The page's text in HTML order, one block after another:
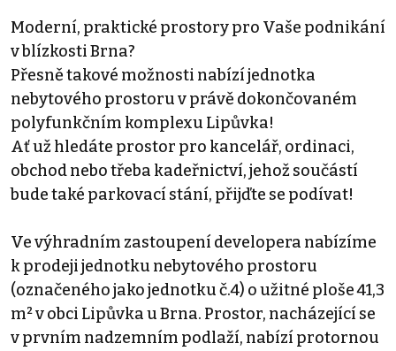
Moderní, praktické prostory pro Vaše podnikání
v blízkosti Brna?
Přesně takové možnosti nabízí jednotka
nebytového prostoru v právě dokončovaném
polyfunkčním komplexu Lipůvka!
Ať už hledáte prostor pro kancelář, ordinaci,
obchod nebo třeba kadeřnictví, jehož součástí
bude také parkovací stání, přijďte se podívat!
Ve výhradním zastoupení developera nabízíme
k prodeji jednotku nebytového prostoru
(označeného jako jednotku č.4) o užitné ploše 41,3
m² v obci Lipůvka u Brna. Prostor, nacházející se
v prvním nadzemním podlaží, nabízí protornou